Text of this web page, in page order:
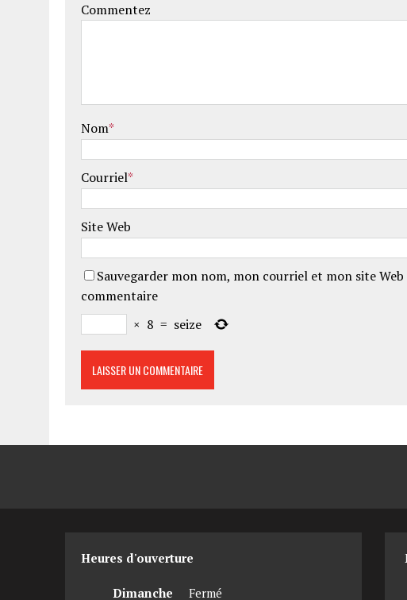
Commentez
Nom*
Courriel*
Site Web
Sauvegarder mon nom, mon courriel et mon site
commentaire
× 8 = seize
Heures d'ouverture
Dimanche Fermé